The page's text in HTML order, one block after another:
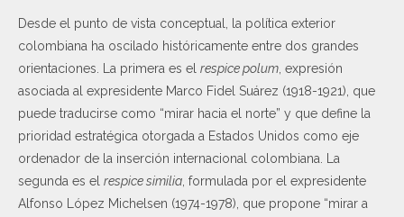
Desde el punto de vista conceptual, la política exterior
colombiana ha oscilado históricamente entre dos grandes
orientaciones. La primera es el respice polum , expresión
asociada al expresidente Marco Fidel Suárez (1918-1921), que
puede traducirse como “mirar hacia el norte” y que define la
prioridad estratégica otorgada a Estados Unidos como eje
ordenador de la inserción internacional colombiana. La
segunda es el respice similia , formulada por el expresidente
Alfonso López Michelsen (1974-1978), que propone “mirar a